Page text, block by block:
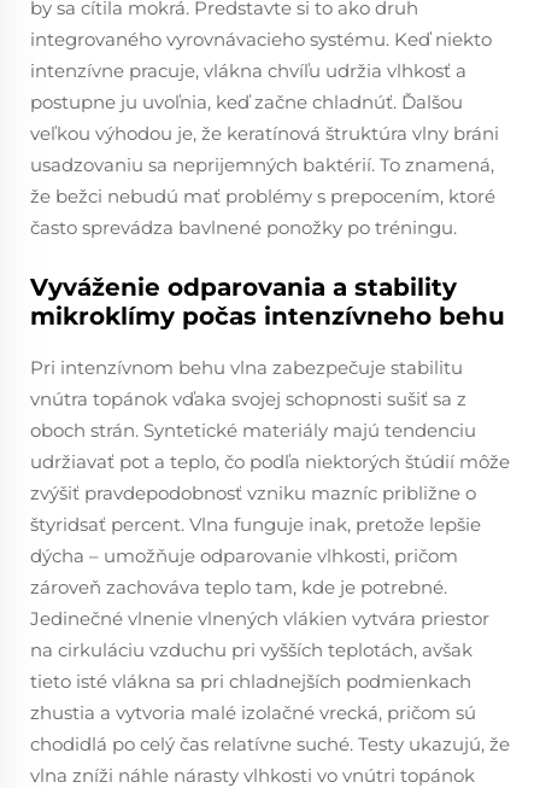
by sa cítila mokrá. Predstavte si to ako druh
integrovaného vyrovnávacieho systému. Keď niekto
intenzívne pracuje, vlákna chvíľu udržia vlhkosť a
postupne ju uvoľnia, keď začne chladnúť. Ďalšou
veľkou výhodou je, že keratínová štruktúra vlny bráni
usadzovaniu sa neprijemných baktérií. To znamená,
že bežci nebudú mať problémy s prepocením, ktoré
často sprevádza bavlnené ponožky po tréningu.
Vyváženie odparovania a stability
mikroklímy počas intenzívneho behu
Pri intenzívnom behu vlna zabezpečuje stabilitu
vnútra topánok vďaka svojej schopnosti sušiť sa z
oboch strán. Syntetické materiály majú tendenciu
udržiavať pot a teplo, čo podľa niektorých štúdií môže
zvýšiť pravdepodobnosť vzniku mazníc približne o
štyridsať percent. Vlna funguje inak, pretože lepšie
dýcha – umožňuje odparovanie vlhkosti, pričom
zároveň zachováva teplo tam, kde je potrebné.
Jedinečné vlnenie vlnených vlákien vytvára priestor
na cirkuláciu vzduchu pri vyšších teplotách, avšak
tieto isté vlákna sa pri chladnejších podmienkach
zhustia a vytvoria malé izolačné vrecká, pričom sú
chodidlá po celý čas relatívne suché. Testy ukazujú, že
vlna zníži náhle nárasty vlhkosti vo vnútri topánok